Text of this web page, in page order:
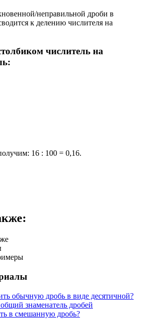
неправильной дроби в
к делению числителя на
числитель на
16 : 100 = 0,16.
обычную дробь в виде десятичной?
знаменатель дробей
в смешанную дробь?